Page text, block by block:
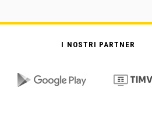
I NOSTRI PARTNER